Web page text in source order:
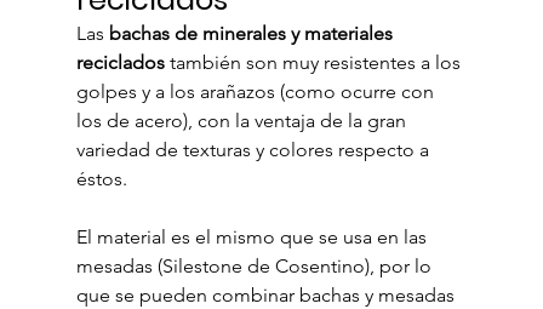
Las bachas de minerales y materiales
reciclados también son muy resistentes a los
golpes y a los arañazos (como ocurre con
los de acero), con la ventaja de la gran
variedad de texturas y colores respecto a
éstos.
El material es el mismo que se usa en las
mesadas (Silestone de Cosentino), por lo
que se pueden combinar bachas y mesadas